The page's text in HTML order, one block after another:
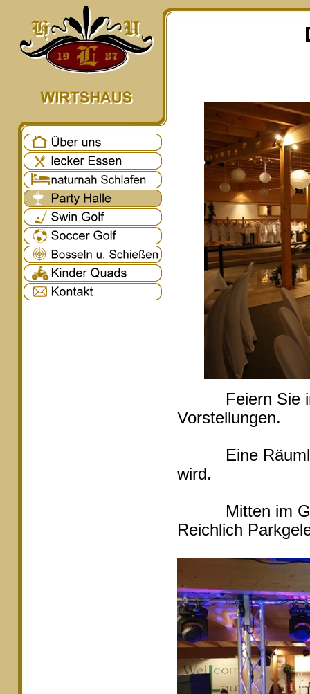
Feiern Sie in
Vorstellungen.
Eine
wird.
Mitten im
Reichlich